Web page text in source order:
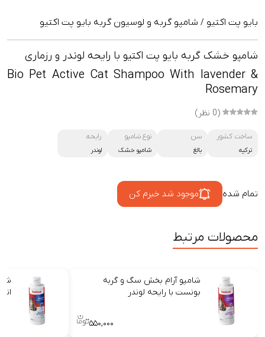
بایو پت اکتیو / شامپو گربه و لوسیون گربه بایو پت اکتیو
شامپو خشک گربه بایو پت اکتیو با رایحه لوندر و رزماری
Bio Pet Active Cat Shampoo With lavender &
Rosemary
(0 نظر)
ساخت کشور
ترکیه
سن
بالغ
نوع شامپو
شامپو خشک
رایحه
لوندر
تمام شده موجود شد خبرم کن
محصولات مرتبط
شامپو آرام بخش سگ و گربه
بونست با رایحه لوندر
۵۵۰,۰۰۰